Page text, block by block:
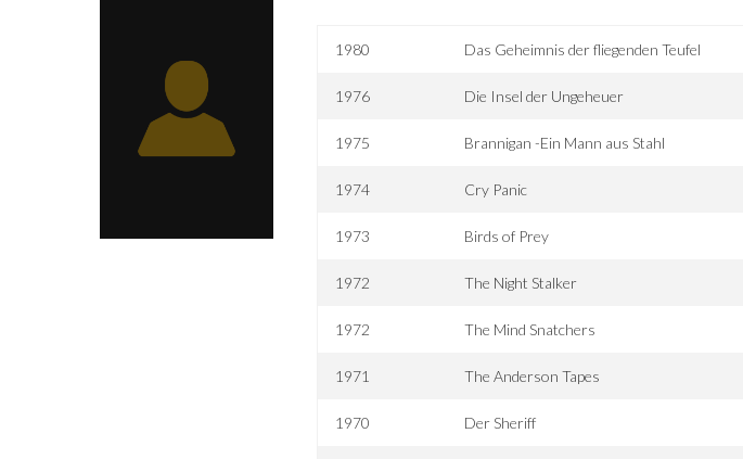
1980 Das Geheimnis der fliegenden Teufel
1976 Die Insel der Ungeheuer
1975 Brannigan -Ein Mann aus Stahl
1974 Cry Panic
1973 Birds of Prey
1972 The Night Stalker
1972 The Mind Snatchers
1971 The Anderson Tapes
1970 Der Sheriff